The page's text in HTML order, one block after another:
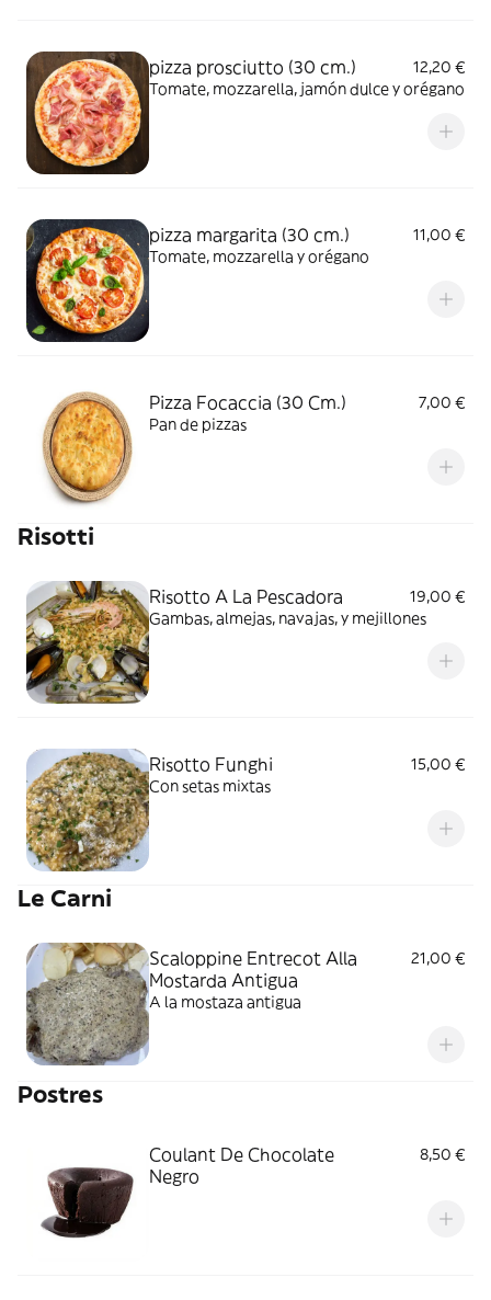
pizza prosciutto (30 cm.)
12,20 €
Tomate, mozzarella, jamón dulce y orégano
pizza margarita (30 cm.)
11,00 €
Tomate, mozzarella y orégano
Pizza Focaccia (30 Cm.)
7,00 €
Pan de pizzas
Risotti
Risotto A La Pescadora
19,00 €
Gambas, almejas, navajas, y mejillones
Risotto Funghi
15,00 €
Con setas mixtas
Le Carni
Scaloppine Entrecot Alla
Mostarda Antigua
21,00 €
A la mostaza antigua
Postres
Coulant De Chocolate
Negro
8,50 €